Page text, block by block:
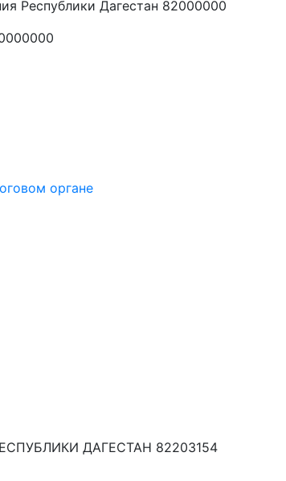
Республики Дагестан 82000000
органе
ДАГЕСТАН 82203154